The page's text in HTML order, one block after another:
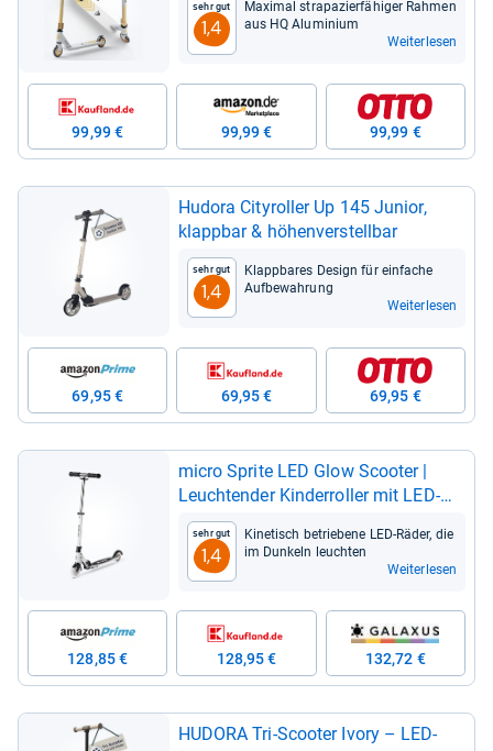
Sehr gut
1,4
Maxi­mal stra­pa­zier­fä­hi­ger Rah­men
aus HQ Alu­mi­nium
Weiterlesen
99,99 € 99,99 € 99,99 €
Hudora City­rol­ler Up 145 Junior,
klapp­bar & höhen­ver­stell­bar
Sehr gut
1,4
Klapp­ba­res Design für ein­fa­che
Auf­be­wah­rung
Weiterlesen
69,95 € 69,95 € 69,95 €
micro Sprite LED Glow Scoo­ter |
Leuch­ten­der Kin­der­rol­ler mit LED-​
Rol­len
Sehr gut
1,4
Kine­tisch betrie­bene LED-​Räder, die
im Dun­keln leuch­ten
Weiterlesen
128,85 € 128,95 € 132,72 €
HUDORA Tri-​Scoo­ter Ivory – LED-​